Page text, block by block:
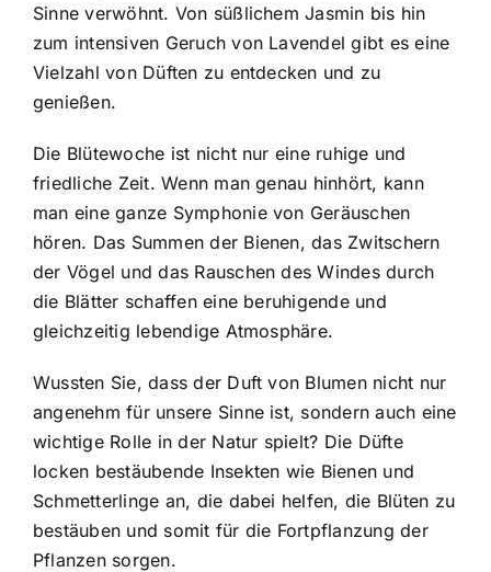
Sinne verwöhnt. Von süßlichem Jasmin bis hin
zum intensiven Geruch von Lavendel gibt es eine
Vielzahl von Düften zu entdecken und zu
genießen.
Die Blütewoche ist nicht nur eine ruhige und
friedliche Zeit. Wenn man genau hinhört, kann
man eine ganze Symphonie von Geräuschen
hören. Das Summen der Bienen, das Zwitschern
der Vögel und das Rauschen des Windes durch
die Blätter schaffen eine beruhigende und
gleichzeitig lebendige Atmosphäre.
Wussten Sie, dass der Duft von Blumen nicht nur
angenehm für unsere Sinne ist, sondern auch eine
wichtige Rolle in der Natur spielt? Die Düfte
locken bestäubende Insekten wie Bienen und
Schmetterlinge an, die dabei helfen, die Blüten zu
bestäuben und somit für die Fortpflanzung der
Pflanzen sorgen.